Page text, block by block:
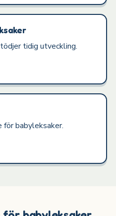
tidig utveckling.
babyleksaker.